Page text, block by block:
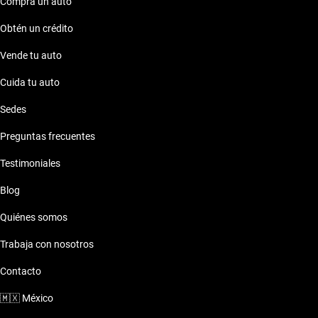
Obtén un crédito
Vende tu auto
Cuida tu auto
Sedes
Preguntas frecuentes
Testimoniales
Blog
Quiénes somos
Trabaja con nosotros
Contacto
🇲🇽 México